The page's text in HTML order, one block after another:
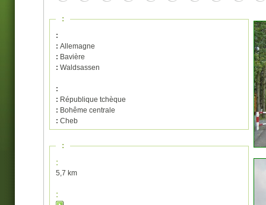
:
:
: Allemagne
: Bavière
: Waldsassen
:
: République tchèque
: Bohême centrale
: Cheb
:
:
5,7 km
: